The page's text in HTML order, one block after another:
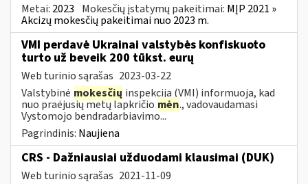
Metai: 2023 Mokesčių įstatymų pakeitimai: MĮP 2021 »
Akcizų mokesčių pakeitimai nuo 2023 m.
VMI perdavė Ukrainai valstybės konfiskuoto
turto už beveik 200 tūkst. eurų
Web turinio sąrašas 2023-03-22
Valstybinė mokesčių inspekcija (VMI) informuoja, kad
nuo praėjusių metų lapkričio mėn., vadovaudamasi
Vystomojo bendradarbiavimo...
Pagrindinis: Naujiena
CRS - Dažniausiai užduodami klausimai (DUK)
Web turinio sąrašas 2021-11-09